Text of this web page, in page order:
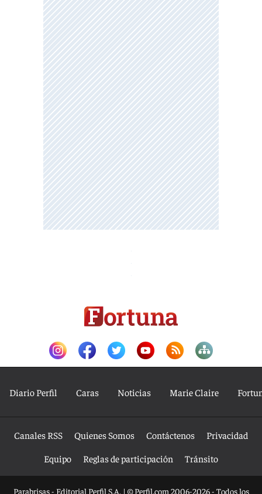
Diario Perfil Caras Noticias Marie Claire
Canales RSS Quienes Somos Contáctenos
Privacidad
Equipo
Reglas de participación Tránsito
Parabrisas - Editorial Perfil S.A. | © Perfil.com 2006-2026 - Todos los